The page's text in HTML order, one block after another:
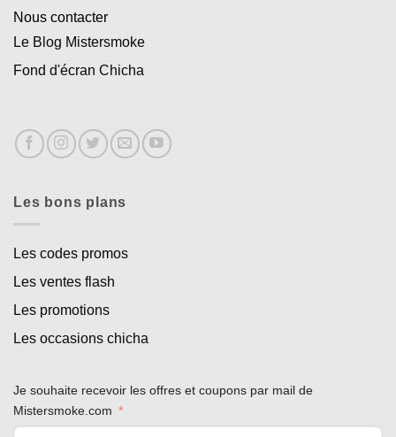
Nous contacter
Le Blog Mistersmoke
Fond d'écran Chicha
Les bons plans
Les codes promos
Les ventes flash
Les promotions
Les occasions chicha
Je souhaite recevoir les offres et coupons par mail de
Mistersmoke.com